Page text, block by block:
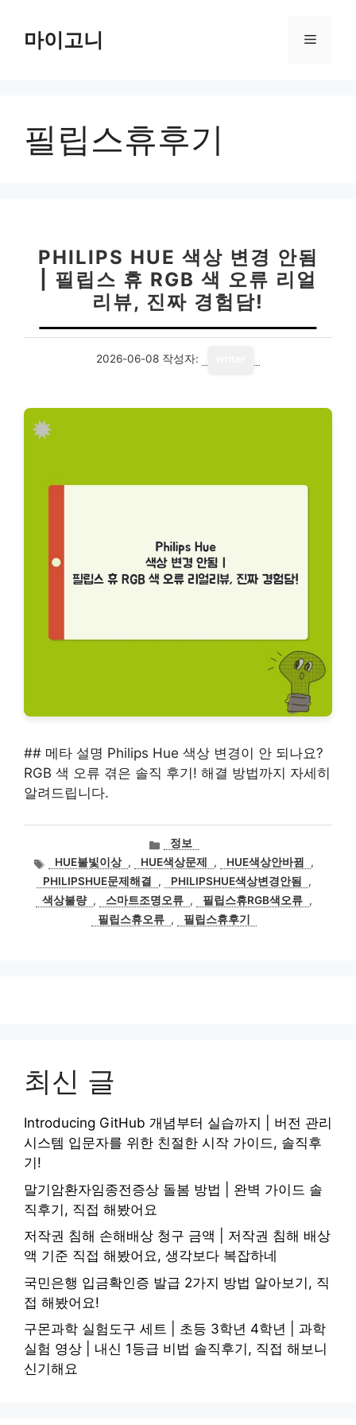
마이고니 메
필립스휴후기
PHILIPS HUE 색상 변경 안됨
| 필립스 휴 RGB 색 오류 리얼
리뷰, 진짜 경험담!
2026-06-08 작성자:
## 메타 설명 Philips Hue 색상 변경이 안 되나요?
RGB 색 오류 겪은 솔직 후기! 해결 방법까지 자세히
알려드립니다.
카
테
고
리
정보
태
그
HUE불빛이상 , HUE색상문제 , HUE색상안바뀜
,
PHILIPSHUE문제해결
, PHILIPSHUE색상변경안됨
,
색상불량 , 스마트조명오류 , 필립스휴RGB색오류 ,
필립스휴오류 , 필립스휴후기
최신 글
Introducing GitHub 개념부터 실습까지 | 버전 관리
시스템 입문자를 위한 친절한 시작 가이드, 솔직후
기!
말기암환자임종전증상 돌봄 방법 | 완벽 가이드 솔
직후기, 직접 해봤어요
저작권 침해 손해배상 청구 금액 | 저작권 침해 배상
액 기준 직접 해봤어요, 생각보다 복잡하네
국민은행 입금확인증 발급 2가지 방법 알아보기, 직
접 해봤어요!
구몬과학 실험도구 세트 | 초등 3학년 4학년 | 과학
실험 영상 | 내신 1등급 비법 솔직후기, 직접 해보니
신기해요